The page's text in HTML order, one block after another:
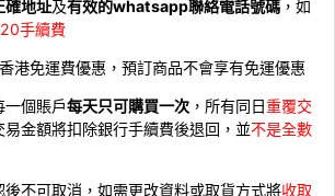
確地址及有效的whatsapp聯絡電話號碼 ，如
手續費
港免運費優惠，預訂商品不會享有免運優惠
一個賬戶每天只可購買一次 ，所有同日重覆交
易金額將扣除銀行手續費後退回，並不是全數
後不可取消，如需更改資料或取貨方式將收取